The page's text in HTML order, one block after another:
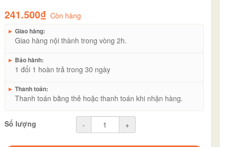
241.500₫ Còn hàng
► Giao hàng:
Giao hàng nội thành trong vòng 2h.
► Bảo hành:
1 đổi 1 hoàn trả trong 30 ngày
► Thanh toán:
Thanh toán bằng thẻ hoặc thanh toán khi nhận hàng.
Số lượng - +